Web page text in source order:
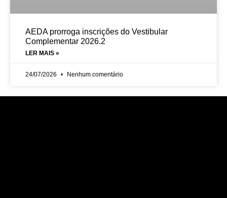
AEDA prorroga inscrições do Vestibular
Complementar 2026.2
LER MAIS »
24/07/2026 Nenhum comentário